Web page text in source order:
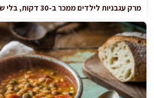
מרק עגבניות לילדים ממכר ב-30 דקות, בלי שמנת בכלל